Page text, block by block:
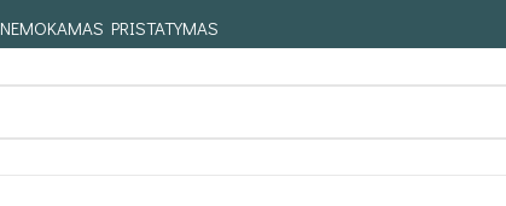
NEMOKAMAS PRISTATYMAS